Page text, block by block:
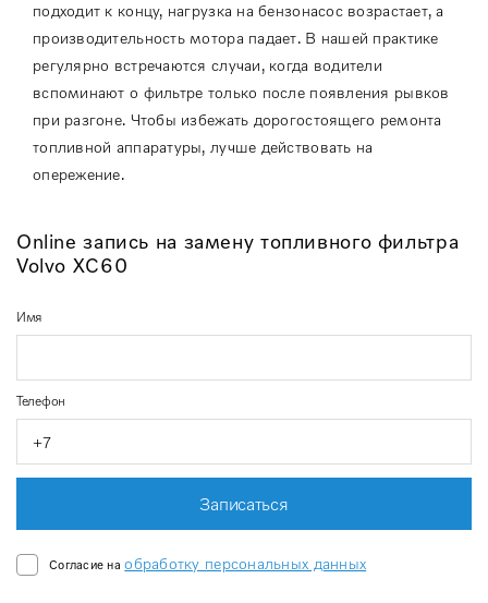
подходит к концу, нагрузка на бензонасос возрастает, а
производительность мотора падает. В нашей практике
регулярно встречаются случаи, когда водители
вспоминают о фильтре только после появления рывков
при разгоне. Чтобы избежать дорогостоящего ремонта
топливной аппаратуры, лучше действовать на
опережение.
Online запись на замену топливного фильтра
Volvo XC60
Имя
Телефон
Записаться
Согласие наобработку персональных данных